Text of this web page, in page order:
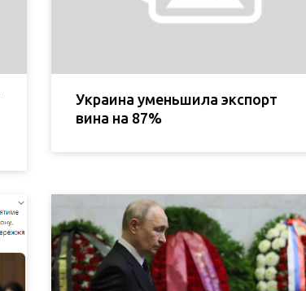
Украина уменьшила экспорт
вина на 87%